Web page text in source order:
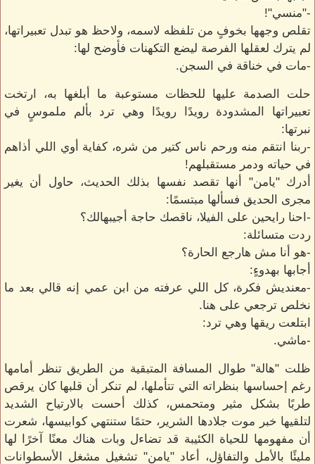
-"منسي"!
تقلص وجهها بخوفٍ من تلفظه لاسمه، ولاحظ هو تبدل تعبيراتها،
لم يترك لعقلها الفرصة ليضع التكهنات فأوضح لها:
-مات في خناقة في السجن.
حلت الصدمة عليها للحظات مستوعبة ما أبلغها به، ارتخت
تعبيراتها المشدودة رويدًا رويدًا وهي ترد بألم ملموسٍ في
نبرتها:
-ربنا انتقم منه ورحم ناس كتير من شره، كفاية أوي اللي أذاهم
في حياته ودمر مستقبلهم!
أدرك "يامن" أنها تقصد نفسها بذلك الحديث، حاول أن يغير
مجرى الحديق فسألها مبتسمًا:
-احنا رايحين على الفيلا، ناقصك حاجة أجيبهالك؟
ردت متسائلة:
-هو أنا مش هارجع الحارة؟
أجابها بهدوءٍ:
-معنديش فكرة، كل اللي عرفته من ابن عمي إنه قالي بعد ما
نخلص ترجعي على هنا.
ابتلعت ريقها وهي ترد:
-ماشي.
ظلت "هالة" طوال المسافة المتبقية من الطريق تنظر أمامها
رغم إحساسها بنظراته التي تتأملها، لم تنكر أن قلبها كان يرقص
طربًا بشكل مثير ومتحمس، كذلك أحست بالارتياح الشديد
لتلقيها خبر موت جلادها الشرير، حتمًا ستنتهي كوابيسها، شعرت
أن مفهومها للحياة الكئيبة قد تضاءل وبات هناك معنًا آخرًا لها
مليئًا بالأمل والتفاؤل، أعاد "يامن" تشغيل مشغل الأسطوانات